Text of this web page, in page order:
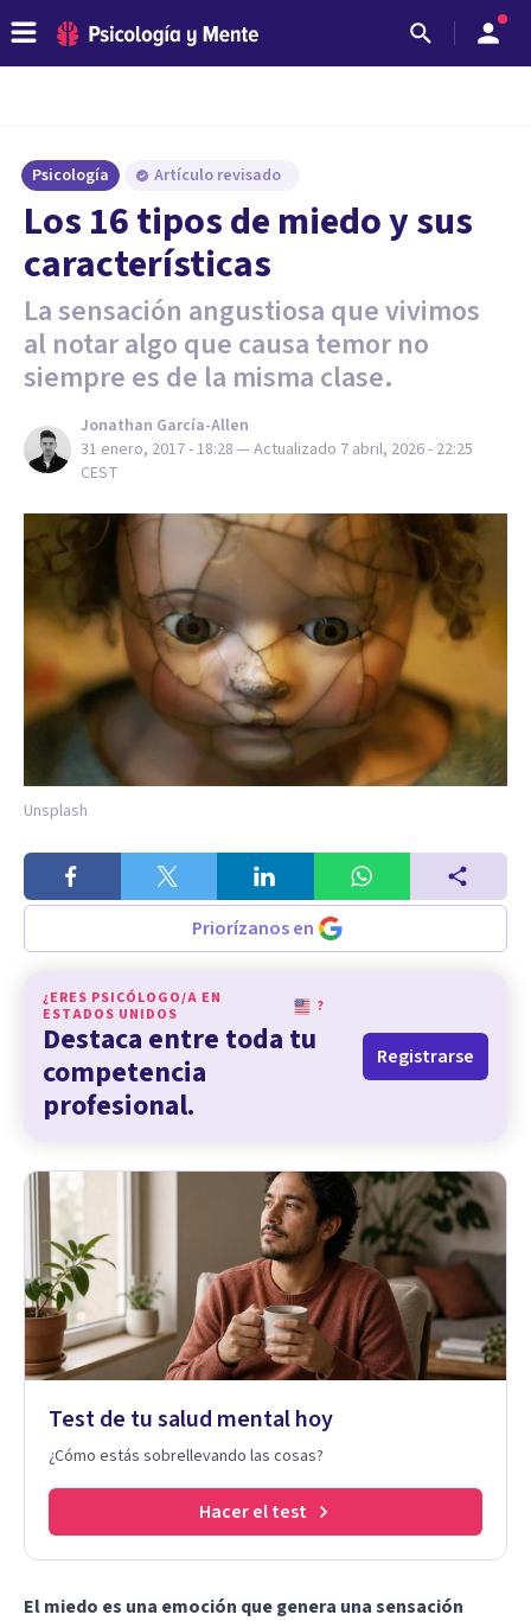
Psicología Artículo revisado
Los 16 tipos de miedo y sus
características
La sensación angustiosa que vivimos
al notar algo que causa temor no
siempre es de la misma clase.
Jonathan García-Allen
31 enero, 2017 - 18:28 — Actualizado 7 abril, 2026 - 22:25
CEST
Unsplash
Priorízanos en
¿ERES PSICÓLOGO/A EN
ESTADOS UNIDOS
?
Destaca entre toda tu
competencia
profesional.
Registrarse
Test de tu salud mental hoy
¿Cómo estás sobrellevando las cosas?
Hacer el test
El miedo es una emoción que genera una sensación